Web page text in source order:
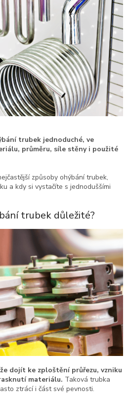
trubek jednoduché, ve
průměru, síle stěny i použité
způsoby ohýbání trubek,
a kdy si vystačíte s jednoduššími
trubek důležité?
dojít ke zploštění průřezu, vzniku
materiálu. Taková trubka
ztrácí i část své pevnosti.